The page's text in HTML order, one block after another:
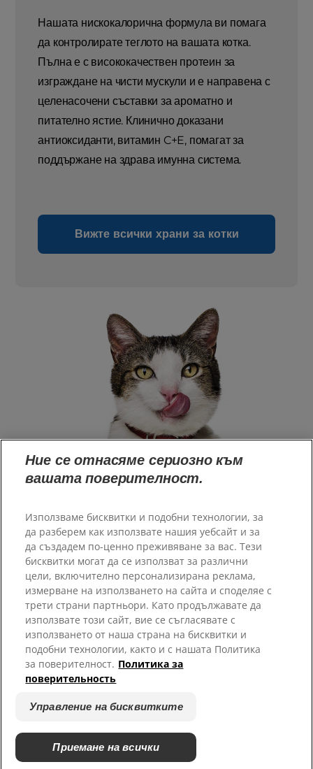
Нашата нискокалорична формула ви помага
да контролирате теглото на вашата котка.
Пълна е с висококачествен протеин за
изграждане на чисти мускули и е направена с
целенасочени съставки за ароматно и
питателно ястие. Клинично доказани
антиоксиданти, витамин C+E, помагат за
поддържане на здрава имунна система.
Вижте всички храни за котки
Изберете Вашия Регион
Ресурси
Свържете се с нас
карта на сайта
Кариери
Пратньорски приюти
Ние се отнасяме сериозно към
вашата поверителност.
Използваме бисквитки и подобни технологии, за
да разберем как използвате нашия уебсайт и за
да създадем по-ценно преживяване за вас. Тези
бисквитки могат да се използват за различни
цели, включително персонализирана реклама,
измерване на използването на сайта и споделяе с
трети страни партньори. Като продължавате да
използвате този сайт, вие се съгласявате с
използването от наша страна на бисквитки и
подобни технологии, както и с нашата Политика
за поверителност. Политика за
поверительность
Управление на бисквитките
Приемане на всички